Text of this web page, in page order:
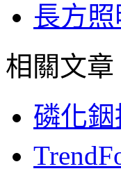
長方照
相關文章
磷化銦